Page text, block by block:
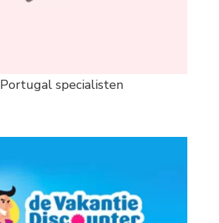
Portugal specialisten